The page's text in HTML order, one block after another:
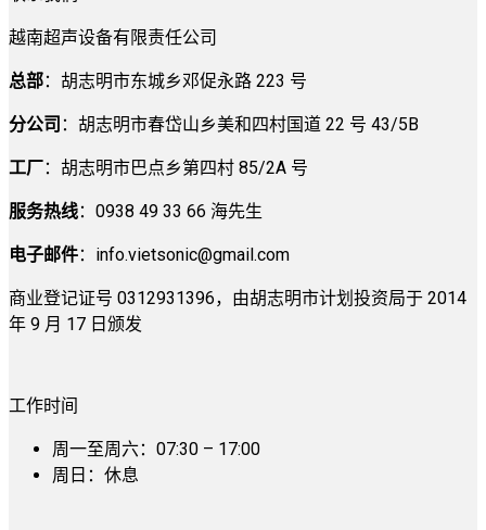
越南超声设备有限责任公司
总部：胡志明市东城乡邓促永路 223 号
分公司 ：胡志明市春岱山乡美和四村国道 22 号 43/5B
工厂：胡志明市巴点乡第四村 85/2A 号
服务热线：0938 49 33 66 海先生
电子邮件： info.vietsonic@gmail.com
商业登记证号 0312931396，由胡志明市计划投资局于 2014
年 9 月 17 日颁发
工作时间
周一至周六：07:30 – 17:00
周日：休息